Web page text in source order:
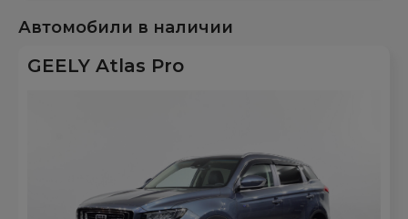
Автомобили в наличии
GEELY Atlas Pro